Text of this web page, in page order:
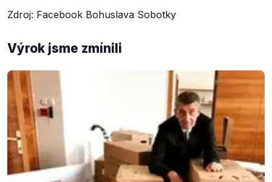
Zdroj: Facebook Bohuslava Sobotky
Výrok jsme zmínili